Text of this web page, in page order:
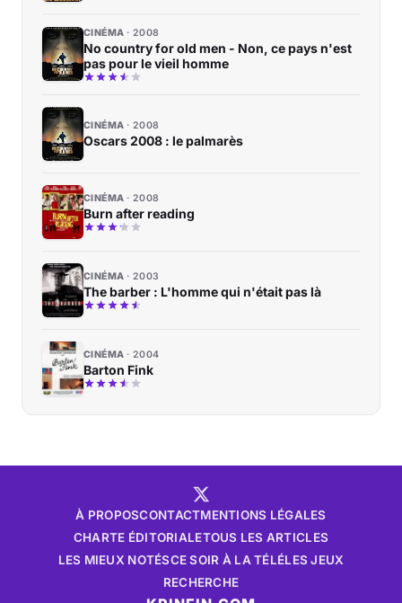
CINÉMA 2008
No country for old men - Non, ce pays n'est
pas pour le vieil homme
CINÉMA 2008
Oscars 2008 : le palmarès
CINÉMA 2008
Burn after reading
CINÉMA 2003
The barber : L'homme qui n'était pas là
CINÉMA 2004
Barton Fink
À PROPOSCONTACTMENTIONS LÉGALES
CHARTE ÉDITORIALETOUS LES ARTICLES
LES MIEUX NOTÉSCE SOIR À LA TÉLÉLES JEUX
RECHERCHE